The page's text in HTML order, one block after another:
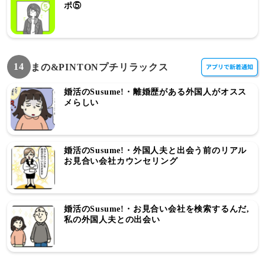
ポ⑤
14 まの&PINTONプチリラックス
婚活のSusume!・離婚歴がある外国人がオスス
メらしい
婚活のSusume!・外国人夫と出会う前のリアル
お見合い会社カウンセリング
婚活のSusume!・お見合い会社を検索するんだ,
私の外国人夫との出会い